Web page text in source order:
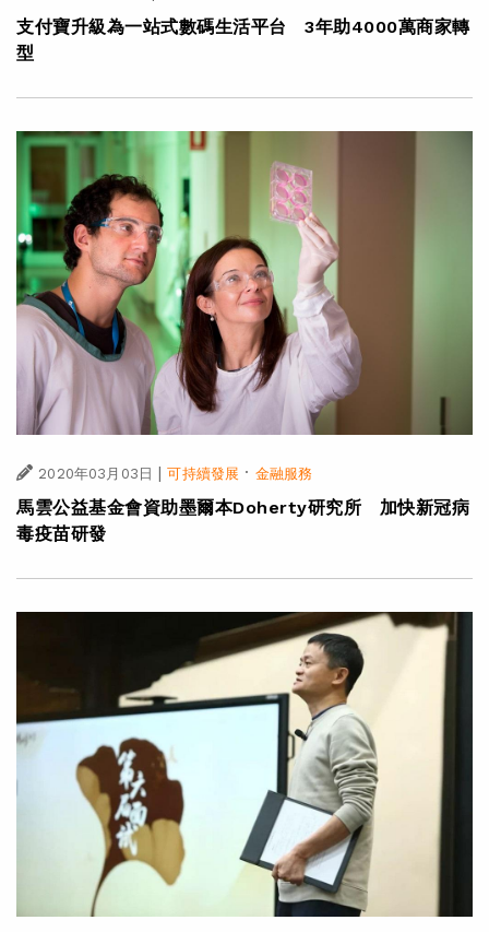
支付寶升級為一站式數碼生活平台 3年助4000萬商家轉
型
2020年03月03日 | 可持續發展 · 金融服務
馬雲公益基金會資助墨爾本Doherty研究所 加快新冠病
毒疫苗研發